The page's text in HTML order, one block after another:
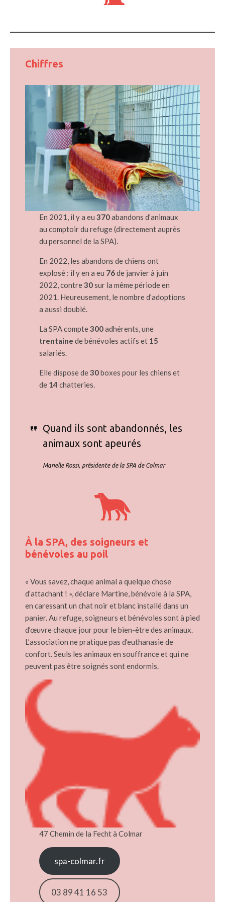
Chiffres
En 2021, il y a eu 370abandons d’animaux
au comptoir du refuge (directement auprès
du personnel de la SPA).
En 2022, les abandons de chiens ont
explosé : il y en a eu 76de janvier à juin
2022, contre30sur la même période en
2021. Heureusement, le nombre d’adoptions
a aussi doublé.
La SPA compte300adhérents, une
trentaine de bénévoles actifs et 15
salariés.
Elle dispose de30boxes pour les chiens et
de 14 chatteries.
Quand ils sont abandonnés, les
animaux sont apeurés
Marielle Rossi, présidente de la SPA de Colmar
À la SPA, des soigneurs et
bénévoles au poil
« Vous savez, chaque animal a quelque chose
d’attachant ! », déclare Martine, bénévole à la SPA,
en caressant un chat noir et blanc installé dans un
panier. Au refuge, soigneurs et bénévoles sont à pied
d’œuvre chaque jour pour le bien-être des animaux.
L’association ne pratique pas d’euthanasie de
confort. Seuls les animaux en souffrance et qui ne
peuvent pas être soignés sont endormis.
47 Chemin de la Fecht à Colmar
spa-colmar.fr
03 89 41 16 53